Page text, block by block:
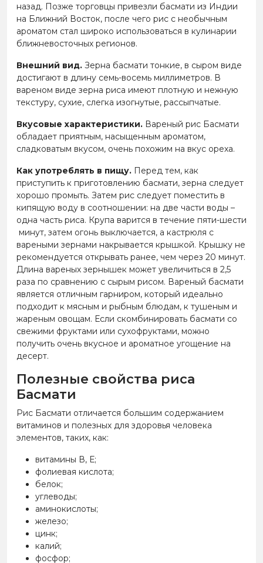
назад. Позже торговцы привезли басмати из Индии
на Ближний Восток, после чего рис с необычным
ароматом стал широко использоваться в кулинарии
ближневосточных регионов.
Внешний вид. Зерна басмати тонкие, в сыром виде
достигают в длину семь-восемь миллиметров. В
вареном виде зерна риса имеют плотную и нежную
текстуру, сухие, слегка изогнутые, рассыпчатые.
Вкусовые характеристики. Вареный рис Басмати
обладает приятным, насыщенным ароматом,
сладковатым вкусом, очень похожим на вкус ореха.
Как употреблять в пищу. Перед тем, как
приступить к приготовлению басмати, зерна следует
хорошо промыть. Затем рис следует поместить в
кипящую воду в соотношении: на две части воды –
одна часть риса. Крупа варится в течение пяти-шести
минут, затем огонь выключается, а кастрюля с
вареными зернами накрывается крышкой. Крышку не
рекомендуется открывать ранее, чем через 20 минут.
Длина вареных зернышек может увеличиться в 2,5
раза по сравнению с сырым рисом. Вареный басмати
является отличным гарниром, который идеально
подходит к мясным и рыбным блюдам, к тушеным и
жареным овощам. Если скомбинировать басмати со
свежими фруктами или сухофруктами, можно
получить очень вкусное и ароматное угощение на
десерт.
Полезные свойства риса
Басмати
Рис Басмати отличается большим содержанием
витаминов и полезных для здоровья человека
элементов, таких, как:
витамины В, Е;
фолиевая кислота;
белок;
углеводы;
аминокислоты;
железо;
цинк;
калий;
фосфор;